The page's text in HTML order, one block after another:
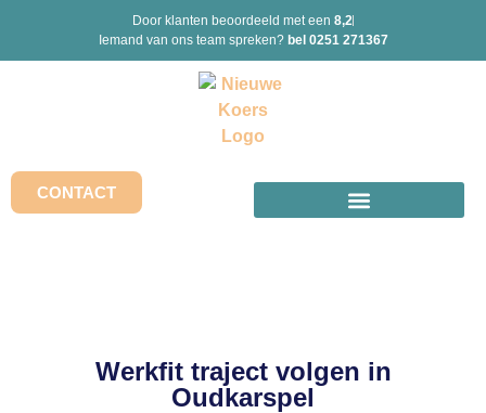
Door klanten beoordeeld met een 8,2
Iemand van ons team spreken? bel 0251 271367
CONTACT
Werkfit traject volgen in
Oudkarspel